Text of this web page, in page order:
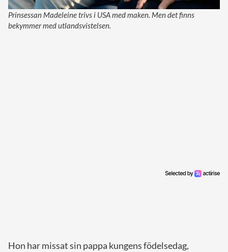
Prinsessan Madeleine trivs i USA med maken. Men det finns
bekymmer med utlandsvistelsen.
Hon har missat sin pappa kungens födelsedag,